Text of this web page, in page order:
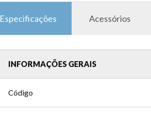
Especificações Acessórios
INFORMAÇÕES GERAIS
Código